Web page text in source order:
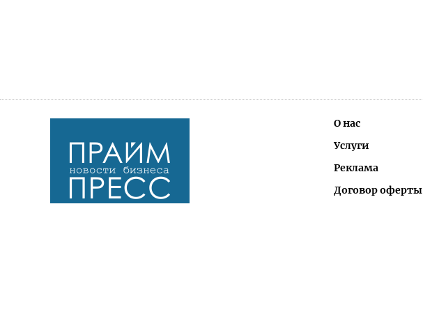
О нас
Услуги
Реклама
Договор оферты